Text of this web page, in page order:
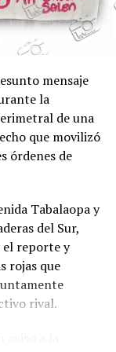
mensaje
la
de una
que movilizó
órdenes de
Tabalaopa y
del Sur,
el reporte y
rojas que
rival.